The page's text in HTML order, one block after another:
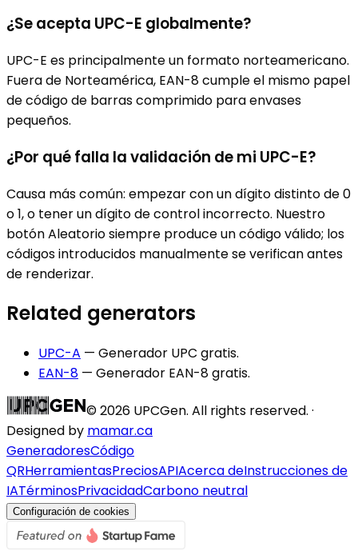
¿Se acepta UPC-E globalmente?
UPC-E es principalmente un formato norteamericano.
Fuera de Norteamérica, EAN-8 cumple el mismo papel
de código de barras comprimido para envases
pequeños.
¿Por qué falla la validación de mi UPC-E?
Causa más común: empezar con un dígito distinto de 0
o 1, o tener un dígito de control incorrecto. Nuestro
botón Aleatorio siempre produce un código válido; los
códigos introducidos manualmente se verifican antes
de renderizar.
Related generators
UPC-A — Generador UPC gratis.
EAN-8 — Generador EAN-8 gratis.
©2026 UPCGen. All rights reserved. ·
Designed by mamar.ca
GeneradoresCódigo
QRHerramientasPreciosAPIAcerca deInstrucciones de
IATérminosPrivacidadCarbono neutral
Configuración de cookies